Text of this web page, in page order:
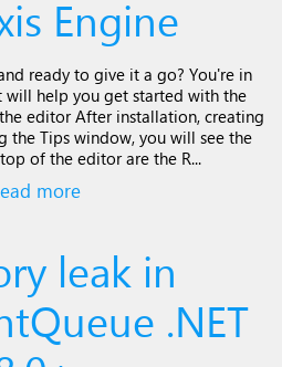
Engine
ready to give it a go? You're in
will help you get started with the
editor After installation, creating
the Tips window, you will see the
of the editor are the R...
more
leak in
.NET